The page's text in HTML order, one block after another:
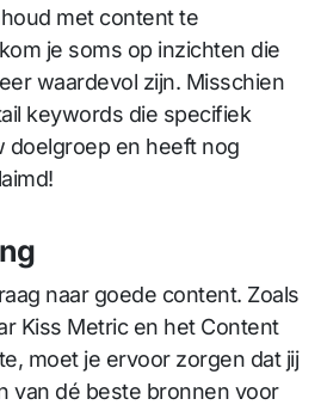
met content te
je soms op inzichten die
waardevol zijn. Misschien
keywords die specifiek
doelgroep en heeft nog
naar goede content. Zoals
Kiss Metric en het Content
moet je ervoor zorgen dat jij
van dé beste bronnen voor